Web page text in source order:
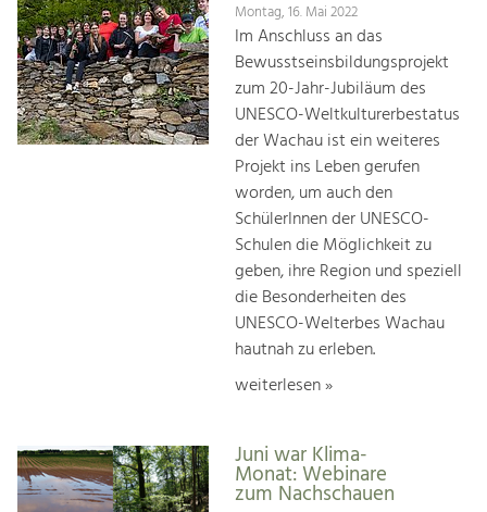
Montag, 16. Mai 2022
Im Anschluss an das
Bewusstseinsbildungsprojekt
zum 20-Jahr-Jubiläum des
UNESCO-Weltkulturerbestatus
der Wachau ist ein weiteres
Projekt ins Leben gerufen
worden, um auch den
SchülerInnen der UNESCO-
Schulen die Möglichkeit zu
geben, ihre Region und speziell
die Besonderheiten des
UNESCO-Welterbes Wachau
hautnah zu erleben.
weiterlesen »
Juni war Klima-
Monat: Webinare
zum Nachschauen